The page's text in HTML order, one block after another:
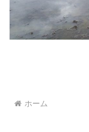
ホーム